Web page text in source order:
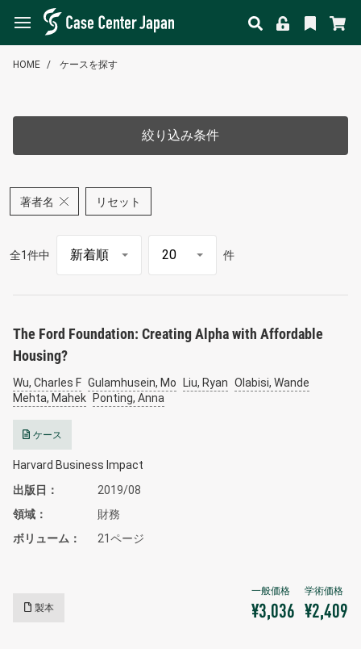
HOME ケースを探す
著者名 リセット
全1件中 件
The Ford Foundation: Creating Alpha with Affordable
Housing?
Wu, Charles F Gulamhusein, Mo Liu, Ryan Olabisi, Wande
Mehta, Mahek
Ponting, Anna
ケース
Harvard Business Impact
出版日
2019/08
領域
財務
ボリューム
21ページ
製本 ¥3,036 ¥2,409
絞り込み条件